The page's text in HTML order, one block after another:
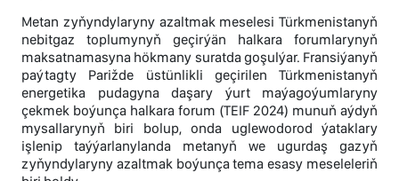
Metan zyňyndylaryny azaltmak meselesi Türkmenistanyň
nebitgaz toplumynyň geçirýän halkara forumlarynyň
maksatnamasyna hökmany suratda goşulýar. Fransiýanyň
paýtagty Parižde üstünlikli geçirilen Türkmenistanyň
energetika pudagyna daşary ýurt maýagoýumlaryny
çekmek boýunça halkara forum (TEIF 2024) munuň aýdyň
mysallarynyň biri bolup, onda uglewodorod ýataklary
işlenip taýýarlanylanda metanyň we ugurdaş gazyň
zyňyndylaryny azaltmak boýunça tema esasy meseleleriň